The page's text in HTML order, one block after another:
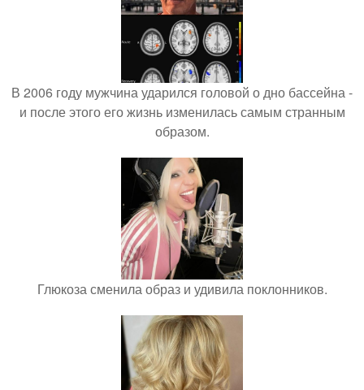
В 2006 году мужчина ударился головой о дно бассейна -
и после этого его жизнь изменилась самым странным
образом.
Глюкоза сменила образ и удивила поклонников.